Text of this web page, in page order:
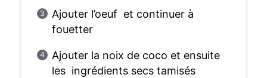
Ajouter l’oeuf et continuer à
fouetter
Ajouter la noix de coco et ensuite
les ingrédients secs tamisés